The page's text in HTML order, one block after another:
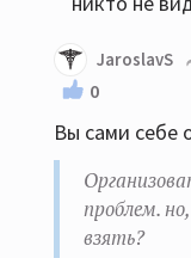
JaroslavS
0
Вы сами себе
проблем.
взять?